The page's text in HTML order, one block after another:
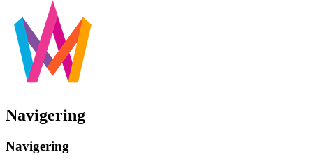
Navigering
Navigering